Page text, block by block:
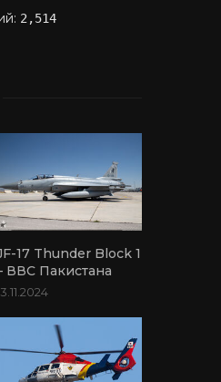
2,514
17 Thunder Block 1
ВВС Пакистана